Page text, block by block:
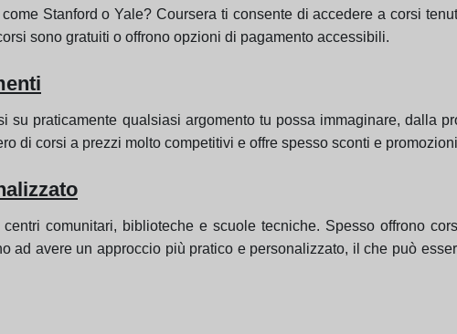
Stanford o Yale? Coursera ti consente di accedere a corsi
sono gratuiti o offrono opzioni di pagamento accessibili.
su praticamente qualsiasi argomento tu possa immaginare, dalla
di corsi a prezzi molto competitivi e offre spesso sconti e
comunitari, biblioteche e scuole tecniche. Spesso offrono
ad avere un approccio più pratico e personalizzato, il che può